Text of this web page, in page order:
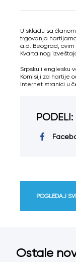
U skladu sa
trgovanja
a.d. Beograd,
Kvartalnog
Srpsku i englesku
Komisiji za hartije
internet stranici u
PODELI:
POGLEDAJ
Ostale